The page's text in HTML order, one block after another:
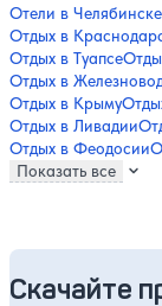
Отели в Челябинске
Отдых в
Отдых в Туапсе
Отдых в
Отдых в Крыму
Отдых в Ливадии
Отдых в Феодосии
Показать все
Скачайте